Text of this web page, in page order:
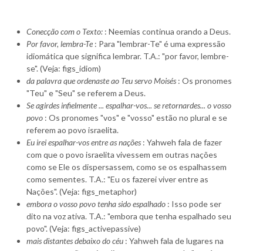
Conecção com o Texto: : Neemias continua orando a Deus.
Por favor, lembra-Te : Para "lembrar-Te" é uma expressão
idiomática que significa lembrar. T.A.: "por favor, lembre-
se". (Veja: figs_idiom)
da palavra que ordenaste ao Teu servo Moisés : Os pronomes
"Teu" e "Seu" se referem a Deus.
Se agirdes infielmente ... espalhar-vos... se retornardes... o vosso
povo : Os pronomes "vos" e "vosso" estão no plural e se
referem ao povo israelita.
Eu irei espalhar-vos entre as nações : Yahweh fala de fazer
com que o povo israelita vivessem em outras nações
como se Ele os dispersassem, como se os espalhassem
como sementes. T.A.: "Eu os fazerei viver entre as
Nações". (Veja: figs_metaphor)
embora o vosso povo tenha sido espalhado : Isso pode ser
dito na voz ativa. T.A.: "embora que tenha espalhado seu
povo". (Veja: figs_activepassive)
mais distantes debaixo do céu : Yahweh fala de lugares na